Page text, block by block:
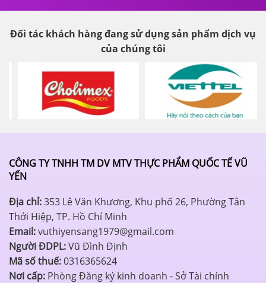
Đối tác khách hàng đang sử dụng sản phẩm dịch vụ
của chúng tôi
CÔNG TY TNHH TM DV MTV THỰC PHẨM QUỐC TẾ VŨ
YẾN
Địa chỉ:353 Lê Văn Khương, Khu phố 26, Phường Tân
Thới Hiệp, TP. Hồ Chí Minh
Email:vuthiyensang1979@gmail.com
Người ĐDPL:Vũ Đình Định
Mã số thuế:0316365624
Nơi cấp: Phòng Đăng ký kinh doanh - Sở Tài chính